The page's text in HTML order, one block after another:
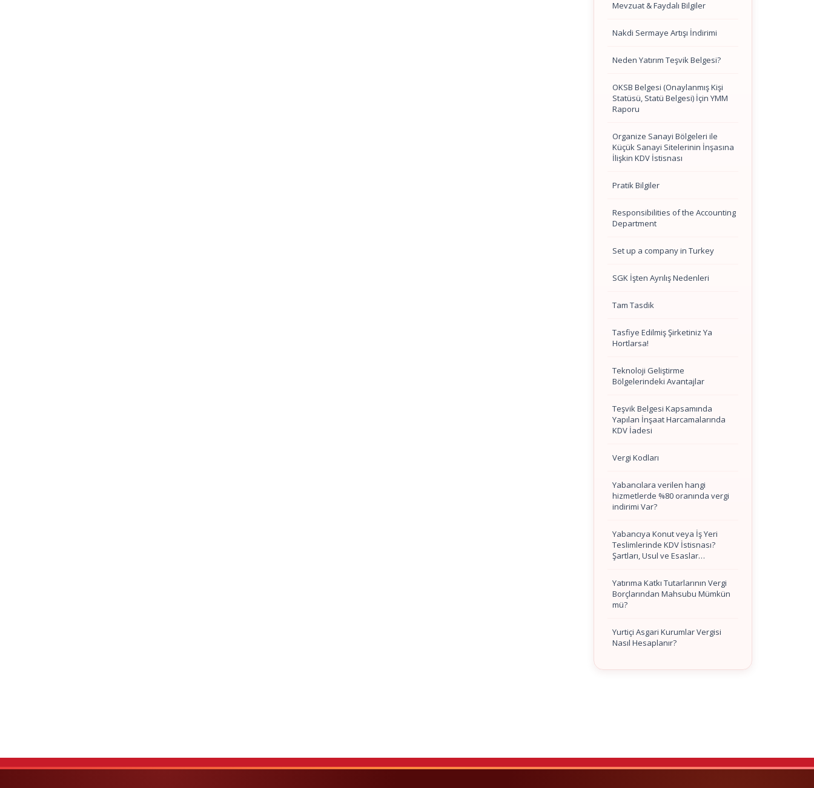
Mevzuat & Faydalı Bilgiler
Nakdi Sermaye Artışı İndirimi
Neden Yatırım Teşvik Belgesi?
OKSB Belgesi (Onaylanmış Kişi
Statüsü, Statü Belgesi) İçin YMM
Raporu
Organize Sanayi Bölgeleri ile
Küçük Sanayi Sitelerinin İnşasına
İlişkin KDV İstisnası
Pratik Bilgiler
Responsibilities of the Accounting
Department
Set up a company in Turkey
SGK İşten Ayrılış Nedenleri
Tam Tasdik
Tasfiye Edilmiş Şirketiniz Ya
Hortlarsa!
Teknoloji Geliştirme
Bölgelerindeki Avantajlar
Teşvik Belgesi Kapsamında
Yapılan İnşaat Harcamalarında
KDV İadesi
Vergi Kodları
Yabancılara verilen hangi
hizmetlerde %80 oranında vergi
indirimi Var?
Yabancıya Konut veya İş Yeri
Teslimlerinde KDV İstisnası?
Şartları, Usul ve Esaslar…
Yatırıma Katkı Tutarlarının Vergi
Borçlarından Mahsubu Mümkün
mü?
Yurtiçi Asgari Kurumlar Vergisi
Nasıl Hesaplanır?